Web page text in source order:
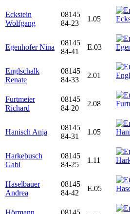
Eckstein
Wolfgang
08145
84-23
1.05
Egenhofer Nina
08145
84-41
E.03
Englschalk
Renate
08145
84-33
2.01
Furtmeier
Richard
08145
84-20
2.08
Hanisch Anja
08145
84-31
1.05
Harkebusch
Gabi
08145
84-25
1.11
Haselbauer
Andrea
08145
84-42
E.05